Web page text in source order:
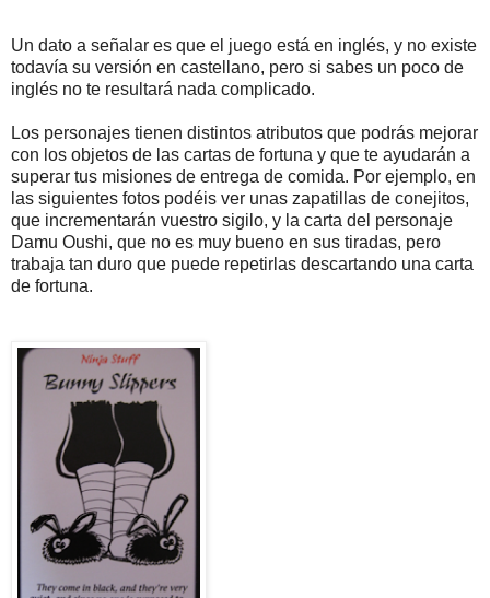
Un dato a señalar es que el juego está en inglés, y no existe
todavía su versión en castellano, pero si sabes un poco de
inglés no te resultará nada complicado.
Los personajes tienen distintos atributos que podrás mejorar
con los objetos de las cartas de fortuna y que te ayudarán a
superar tus misiones de entrega de comida. Por ejemplo, en
las siguientes fotos podéis ver unas zapatillas de conejitos,
que incrementarán vuestro sigilo, y la carta del personaje
Damu Oushi, que no es muy bueno en sus tiradas, pero
trabaja tan duro que puede repetirlas descartando una carta
de fortuna.